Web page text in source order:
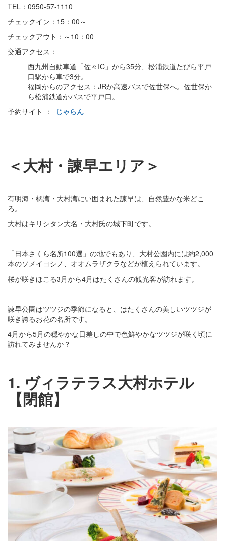
TEL：0950-57-1110
チェックイン：15：00～
チェックアウト：～10：00
交通アクセス：
西九州自動車道「佐々IC」から35分、松浦鉄道たびら平戸
口駅から車で3分。
福岡からのアクセス：JRか高速バスで佐世保へ。佐世保か
ら松浦鉄道かバスで平戸口。
予約サイト ：
じゃらん
＜大村・諫早エリア＞
有明海・橘湾・大村湾にい囲まれた諫早は、自然豊かな米どこ
ろ。
大村はキリシタン大名・大村氏の城下町です。
「日本さくら名所100選」の地でもあり、大村公園内には約2,000
本のソメイヨシノ、オオムラザクラなどが植えられています。
桜が咲きほこる3月から4月はたくさんの観光客が訪れます。
諫早公園はツツジの季節になると、はたくさんの美しいツツジが
咲き誇るお花の名所です。
4月から5月の穏やかな日差しの中で色鮮やかなツツジが咲く頃に
訪れてみませんか？
1. ヴィラテラス大村ホテル
【閉館】